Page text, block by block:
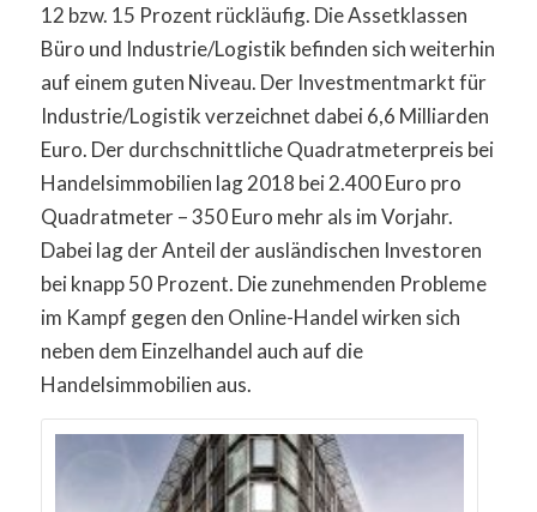
12 bzw. 15 Prozent rückläufig. Die Assetklassen
Büro und Industrie/Logistik befinden sich weiterhin
auf einem guten Niveau. Der Investmentmarkt für
Industrie/Logistik verzeichnet dabei 6,6 Milliarden
Euro. Der durchschnittliche Quadratmeterpreis bei
Handelsimmobilien lag 2018 bei 2.400 Euro pro
Quadratmeter – 350 Euro mehr als im Vorjahr.
Dabei lag der Anteil der ausländischen Investoren
bei knapp 50 Prozent. Die zunehmenden Probleme
im Kampf gegen den Online-Handel wirken sich
neben dem Einzelhandel auch auf die
Handelsimmobilien aus.